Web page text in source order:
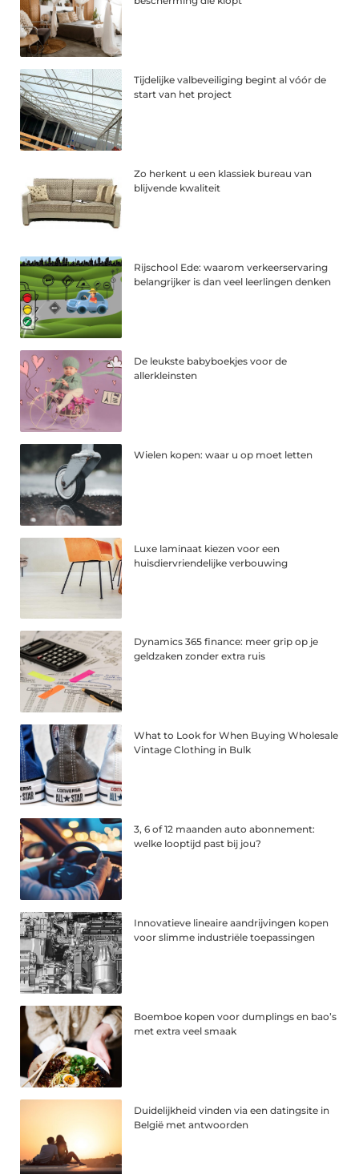
Tijdelijke valbeveiliging begint al vóór de
start van het project
Zo herkent u een klassiek bureau van
blijvende kwaliteit
Rijschool Ede: waarom verkeerservaring
belangrijker is dan veel leerlingen denken
De leukste babyboekjes voor de
allerkleinsten
Wielen kopen: waar u op moet letten
Luxe laminaat kiezen voor een
huisdiervriendelijke verbouwing
Dynamics 365 finance: meer grip op je
geldzaken zonder extra ruis
What to Look for When Buying Wholesale
Vintage Clothing in Bulk
3, 6 of 12 maanden auto abonnement:
welke looptijd past bij jou?
Innovatieve lineaire aandrijvingen kopen
voor slimme industriële toepassingen
Boemboe kopen voor dumplings en bao’s
met extra veel smaak
Duidelijkheid vinden via een datingsite in
België met antwoorden